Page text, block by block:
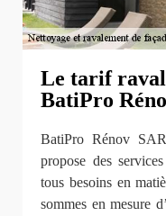
Le tarif
BatiPro
BatiPro Rénov
propose des
tous besoins en
sommes en mesure